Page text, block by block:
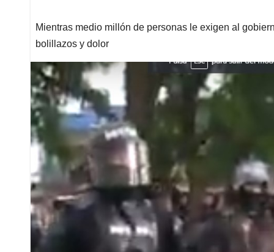
Mientras medio millón de personas le exigen al
bolillazos y dolor